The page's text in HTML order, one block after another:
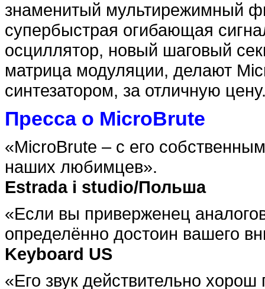
знаменитый мультирежимный
супербыстрая огибающая
осциллятор, новый шаговый
матрица модуляции, делают
синтезатором, за отличную
Пресса о MicroBrute
«MicroBrute – с его
наших любимцев».
Estrada i studio/Польша
«Если вы приверженец
определённо достоин вашего
Keyboard US
«Его звук действительно